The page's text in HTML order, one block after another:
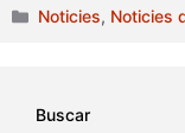
Categories
Noticies, Noticies
Buscar